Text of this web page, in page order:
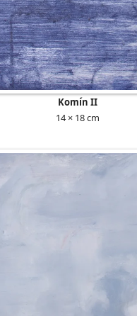
Komín II
14 × 18 cm